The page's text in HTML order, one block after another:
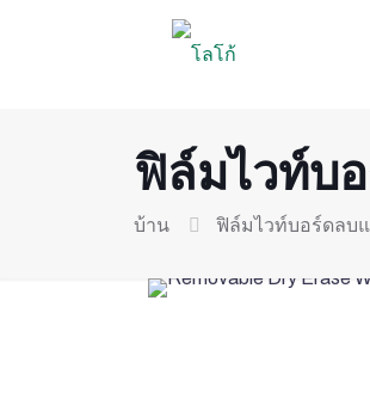
ฟิล์มไวท์บ
บ้าน ฟิล์มไวท์บอร์ดลบ